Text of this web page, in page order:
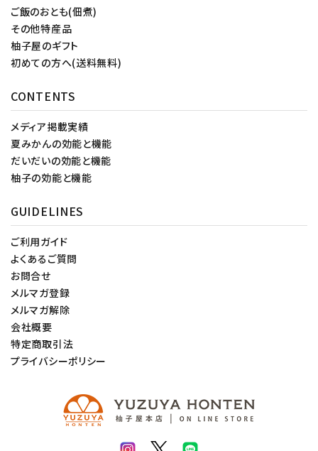
ご飯のおとも(佃煮)
その他特産品
柚子屋のギフト
初めての方へ(送料無料)
CONTENTS
メディア掲載実績
夏みかんの効能と機能
だいだいの効能と機能
柚子の効能と機能
GUIDELINES
ご利用ガイド
よくあるご質問
お問合せ
メルマガ登録
メルマガ解除
会社概要
特定商取引法
プライバシーポリシー